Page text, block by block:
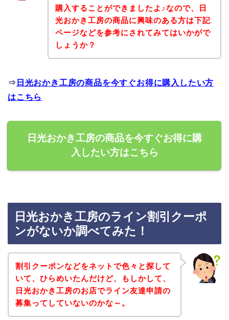
購入することができましたよ♪なので、日
光おかき工房の商品に興味のある方は下記
ページなどを参考にされてみてはいかがで
しょうか？
⇒ 日光おかき工房の商品を今すぐお得に購入したい方
はこちら
日光おかき工房の商品を今すぐお得に購
入したい方はこちら
日光おかき工房のライン割引クーポ
ンがないか調べてみた！
割引クーポンなどをネットで色々と探して
いて、ひらめいたんだけど、もしかして、
日光おかき工房のお店でライン友達申請の
募集ってしていないのかな～。